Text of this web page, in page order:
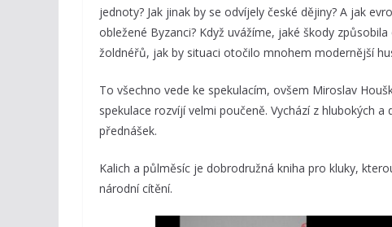
jednoty? Jak jinak by se odvíjely české dějiny? A jak
obležené Byzanci? Když uvážíme, jaké škody
žoldnéřů, jak by situaci otočilo mnohem modernější
To všechno vede ke spekulacím, ovšem Miroslav
spekulace rozvíjí velmi poučeně. Vychází z hlubokých
přednášek.
Kalich a půlměsíc je dobrodružná kniha pro kluky,
národní cítění.